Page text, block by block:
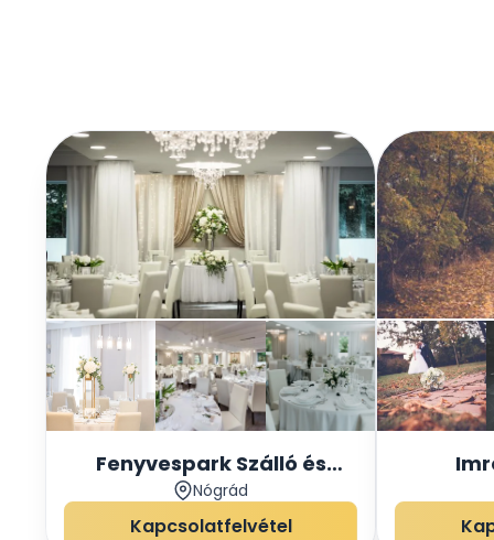
Fenyvespark Szálló és
Rendezvényközpont
Nógrád
Nógrád
Kapcsolatfelvétel